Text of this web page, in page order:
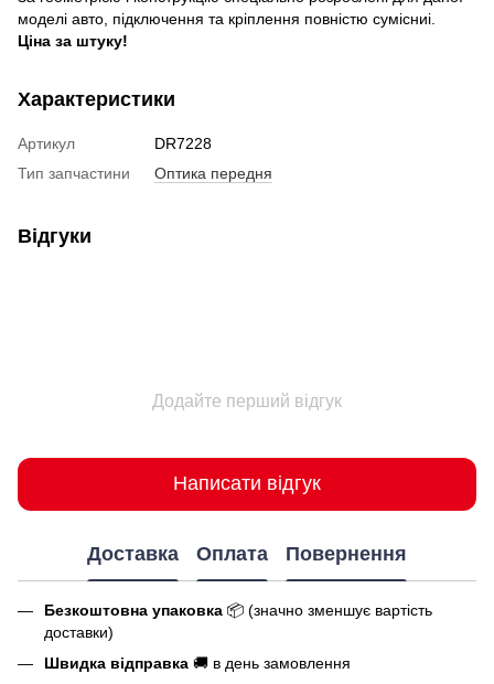
моделі авто, підключення та кріплення повністю сумісниі.
Ціна за штуку!
Характеристики
Артикул
DR7228
Тип запчастини
Оптика передня
Відгуки
Додайте перший відгук
Написати відгук
Доставка Оплата Повернення
Безкоштовна упаковка 📦 (значно зменшує вартість
доставки)
Швидка відправка 🚚 в день замовлення